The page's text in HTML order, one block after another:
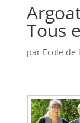
Tous
par Ecole de